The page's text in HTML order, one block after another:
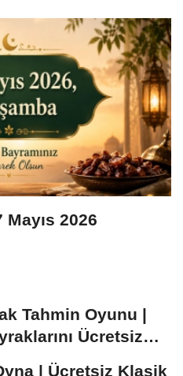
Mayıs 2026
Tahmin Oyunu |
Ücretsiz
| Ücretsiz Klasik